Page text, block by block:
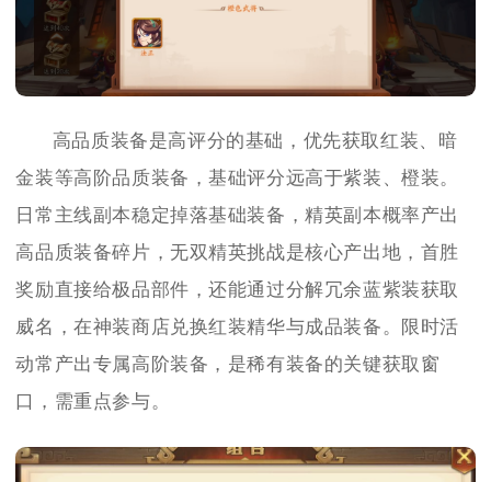
高品质装备是高评分的基础，优先获取红装、暗
金装等高阶品质装备，基础评分远高于紫装、橙装。
日常主线副本稳定掉落基础装备，精英副本概率产出
高品质装备碎片，无双精英挑战是核心产出地，首胜
奖励直接给极品部件，还能通过分解冗余蓝紫装获取
威名，在神装商店兑换红装精华与成品装备。限时活
动常产出专属高阶装备，是稀有装备的关键获取窗
口，需重点参与。